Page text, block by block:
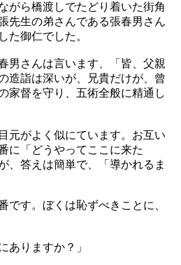
がら橋渡しでたどり着いた街角
先生の弟さんである張春男さん
た御仁でした。
男さんは言います、「皆、父親
造詣は深いが、兄貴だけが、曾
家督を守り、五術全般に精通し
元がよく似にています。お互い
に「どうやってここに来た
、答えは簡単で、「導かれるま
す。ぼくは恥ずべきことに、
りますか？」